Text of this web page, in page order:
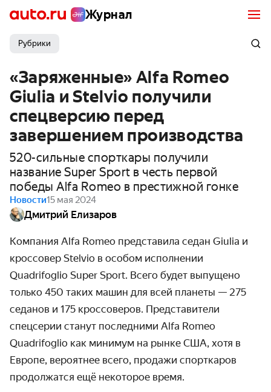
Журнал
Рубрики
«Заряженные» Alfa Romeo
Giulia и Stelvio получили
спецверсию перед
завершением производства
520-сильные спорткары получили
название Super Sport в честь первой
победы Alfa Romeo в престижной гонке
Новости15 мая 2024
Дмитрий Елизаров
Компания Alfa Romeo представила седан Giulia и
кроссовер Stelvio в особом исполнении
Quadrifoglio Super Sport. Всего будет выпущено
только 450 таких машин для всей планеты — 275
седанов и 175 кроссоверов. Представители
спецсерии станут последними Alfa Romeo
Quadrifoglio как минимум на рынке США, хотя в
Европе, вероятнее всего, продажи спорткаров
продолжатся ещё некоторое время.